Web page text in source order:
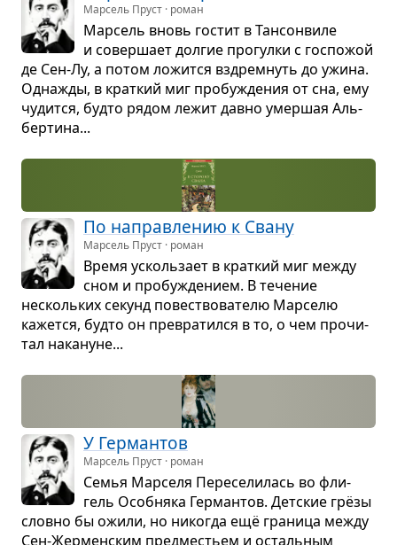
Марсель Пруст · роман
Мар­сель вновь гостит в Тан­сон­виле
и совер­шает дол­гие про­гулки с гос­по­жой
де Сен-Лу, а потом ложится вздрем­нуть до ужина.
Одна­жды, в крат­кий миг про­бу­жде­ния от сна, ему
чудится, будто рядом лежит давно умер­шая Аль­
бер­тина...
По направ­ле­нию к Свану
Марсель Пруст · роман
Время усколь­зает в крат­кий миг между
сном и про­бу­жде­нием. В тече­ние
несколь­ких секунд повест­во­ва­телю Мар­селю
кажется, будто он пре­вра­тился в то, о чем про­чи­
тал нака­нуне...
У Гер­ман­тов
Марсель Пруст · роман
Семья Мар­селя Пере­се­ли­лась во фли­
гель Особ­няка Гер­ман­тов. Дет­ские грёзы
словно бы ожили, но нико­гда ещё гра­ница между
Сен-Жер­мен­ским пред­ме­стьем и осталь­ным